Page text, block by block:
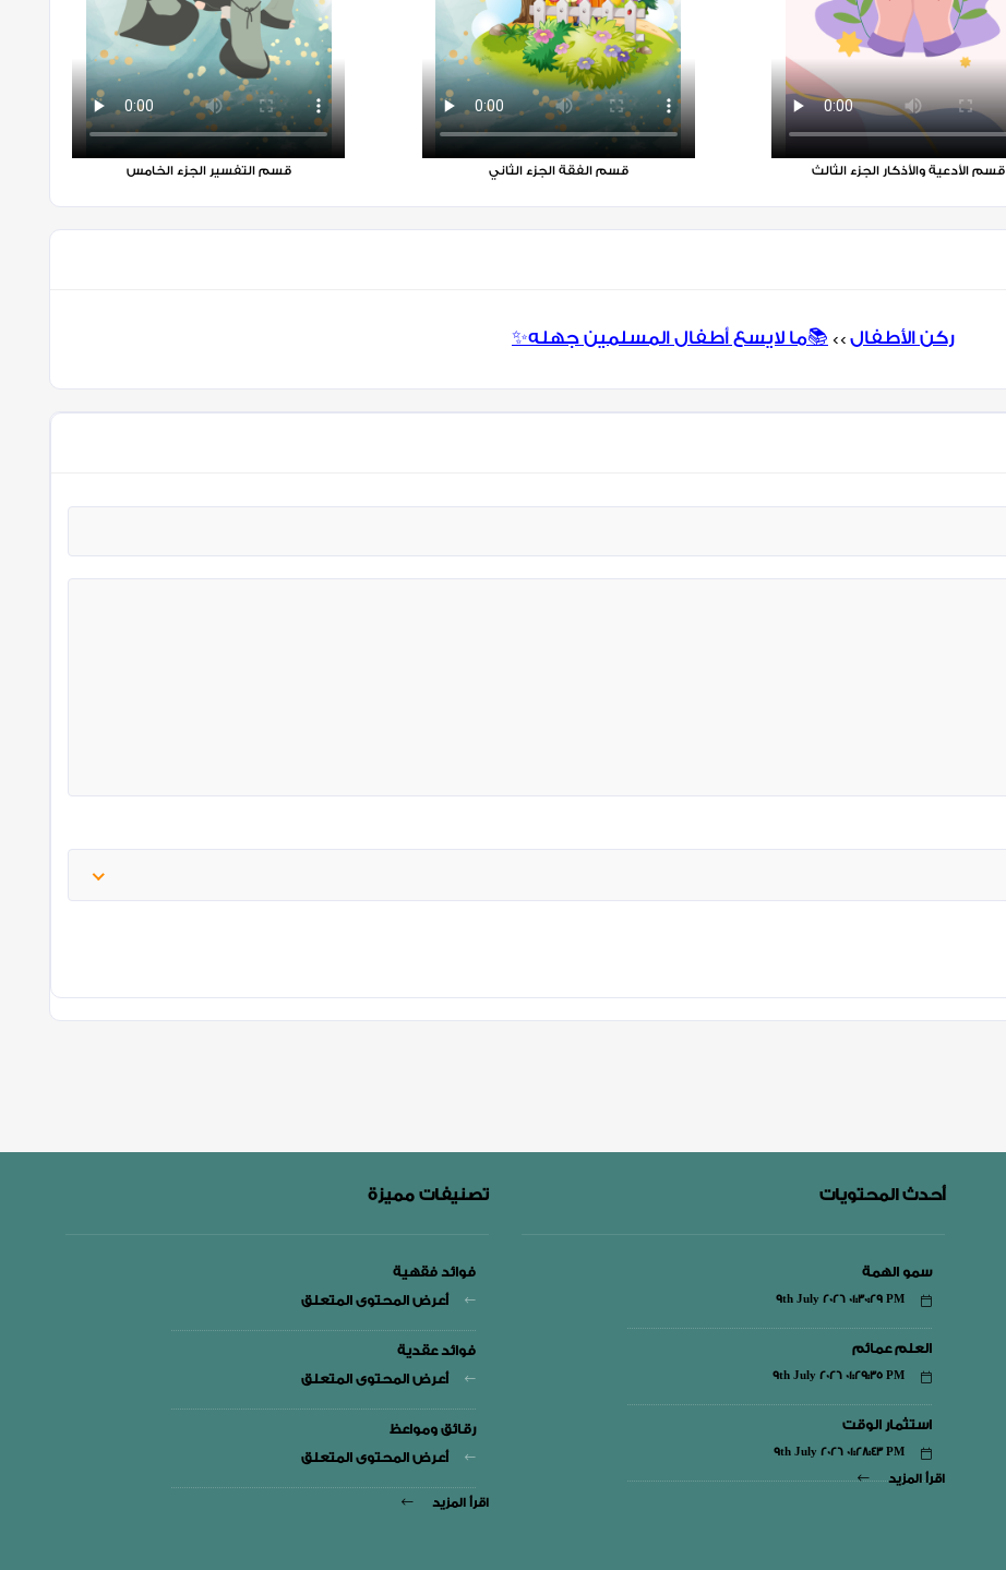
قسم الأدعية والأذكار الجزء الثالث قسم الفقة الجزء الثاني قسم التفسير الجزء الخامس
✨ركن الأطفال >> 📚ما لايسع أطفال المسلمين جهله
أحدث المحتويات
سمو الهمة
9th July 2026 01:30:29 PM
العلم عمائم
9th July 2026 01:29:35 PM
استثمار الوقت
9th July 2026 01:28:43 PM
اقرأ المزيد
تصنيفات مميزة
فوائد فقهية
أعرض المحتوى المتعلق
فوائد عقدية
أعرض المحتوى المتعلق
رقائق ومواعظ
أعرض المحتوى المتعلق
اقرأ المزيد